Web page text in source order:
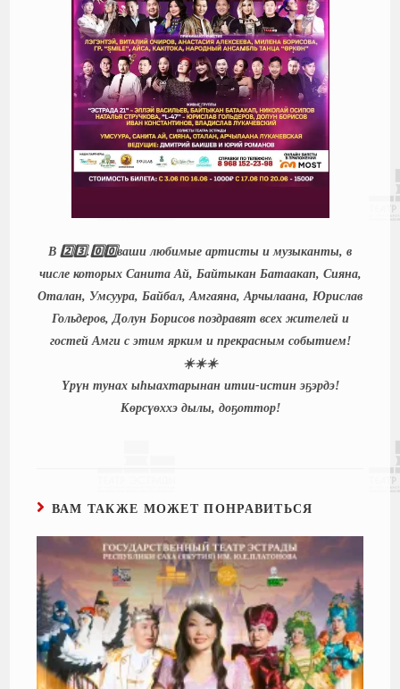
В 2️⃣3️⃣.0️⃣0️⃣ваши любимые артисты и музыканты, в
числе которых Санита Ай, Байтыкан Батаакап, Сияна,
Оталан, Умсуура, Байбал, Амгаяна, Арчылаана, Юрислав
Гольдеров, Долун Борисов поздравят всех жителей и
гостей Амги с этим ярким и прекрасным событием!
☀️☀️☀️
Үрүн тунах ыһыахтарынан итии-истин эҕэрдэ!
Көрсүөххэ дылы, доҕоттор!
ВАМ ТАКЖЕ МОЖЕТ ПОНРАВИТЬСЯ